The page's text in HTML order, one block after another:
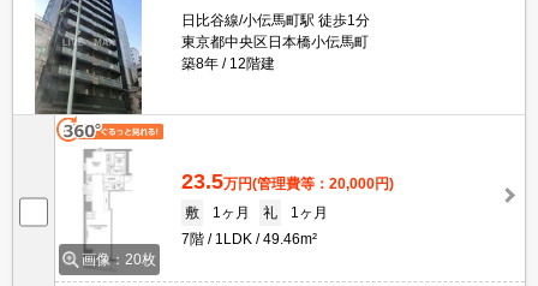
日比谷線/小伝馬町駅 徒歩1分
東京都中央区日本橋小伝馬町
築8年
12階建
画像：20枚
23.5万円(管理費等：20,000円)
敷
1ヶ月 礼
1ヶ月
7階
1LDK 49.46m²